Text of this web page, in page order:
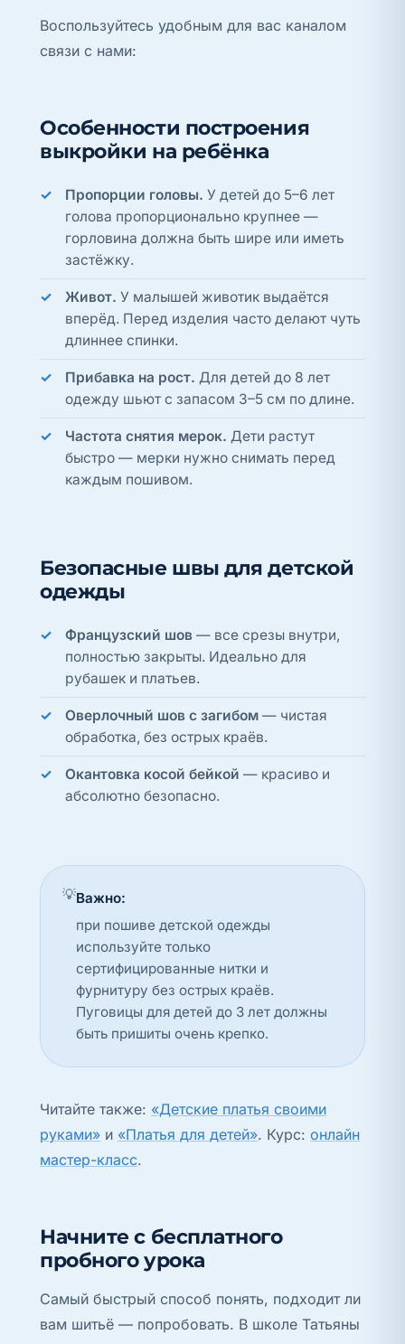
Воспользуйтесь удобным для вас каналом
связи с нами:
Особенности построения
выкройки на ребёнка
Пропорции головы. У детей до 5–6 лет
голова пропорционально крупнее —
горловина должна быть шире или иметь
застёжку.
Живот. У малышей животик выдаётся
вперёд. Перед изделия часто делают чуть
длиннее спинки.
Прибавка на рост. Для детей до 8 лет
одежду шьют с запасом 3–5 см по длине.
Частота снятия мерок. Дети растут
быстро — мерки нужно снимать перед
каждым пошивом.
Безопасные швы для детской
одежды
Французский шов — все срезы внутри,
полностью закрыты. Идеально для
рубашек и платьев.
Оверлочный шов с загибом — чистая
обработка, без острых краёв.
Окантовка косой бейкой — красиво и
абсолютно безопасно.
💡Важно:
при пошиве детской одежды
используйте только
сертифицированные нитки и
фурнитуру без острых краёв.
Пуговицы для детей до 3 лет должны
быть пришиты очень крепко.
Читайте также: «Детские платья своими
руками» и «Платья для детей». Курс: онлайн
мастер-класс.
Начните с бесплатного
пробного урока
Самый быстрый способ понять, подходит ли
вам шитьё — попробовать. В школе Татьяны